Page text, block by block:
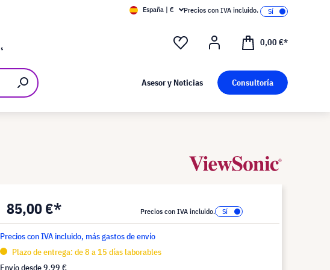
España | € Precios con IVA incluido.
0,00 €*
Asesor y Noticias Consultoría
85,00 €* Precios con IVA incluido.
Precios con IVA incluido, más gastos de envío
Plazo de entrega: de 8 a 15 días laborables
Envío desde9,99 €